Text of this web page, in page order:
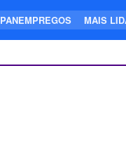
PANEMPREGOS MAIS